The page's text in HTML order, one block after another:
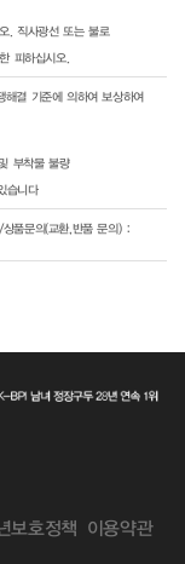
. 직사광선 또는 불로
해결 기준에 의하여 보상하여
습니다
품문의(교환,반품 문의) :
보호정책 이용약관